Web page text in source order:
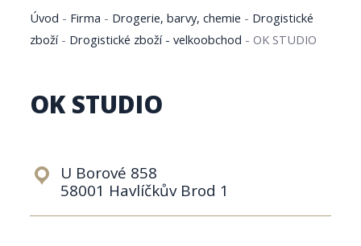
Úvod - Firma - Drogerie, barvy, chemie - Drogistické
zboží- Drogistické zboží - velkoobchod -OK STUDIO
OK STUDIO
U Borové 858
58001 Havlíčkův Brod 1